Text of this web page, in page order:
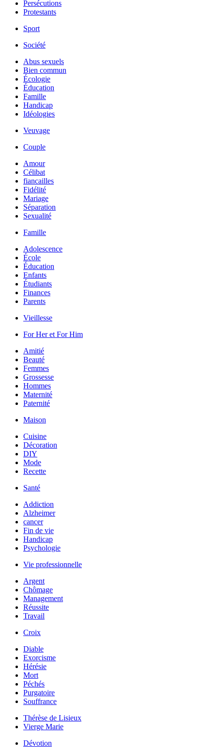
Persécutions
Protestants
Sport
Société
Abus sexuels
Bien commun
Écologie
Éducation
Famille
Handicap
Idéologies
Veuvage
Couple
Amour
Célibat
fiancailles
Fidélité
Mariage
Séparation
Sexualité
Famille
Adolescence
École
Éducation
Enfants
Étudiants
Finances
Parents
Vieillesse
For Her et For Him
Amitié
Beauté
Femmes
Grossesse
Hommes
Maternité
Paternité
Maison
Cuisine
Décoration
DIY
Mode
Recette
Santé
Addiction
Alzheimer
cancer
Fin de vie
Handicap
Psychologie
Vie professionnelle
Argent
Chômage
Management
Réussite
Travail
Croix
Diable
Exorcisme
Hérésie
Mort
Péchés
Purgatoire
Souffrance
Thérèse de Lisieux
Vierge Marie
Dévotion